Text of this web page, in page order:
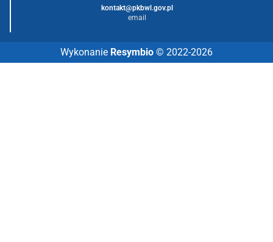
kontakt@pkbwl.gov.pl
email
Wykonanie Resymbio © 2022-2026